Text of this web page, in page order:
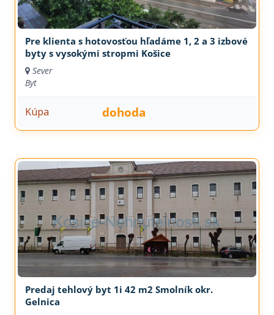
Pre klienta s hotovosťou hľadáme 1, 2 a 3 izbové
byty s vysokými stropmi Košice
Sever
Byt
Kúpa dohoda
Predaj tehlový byt 1i 42 m2 Smolník okr.
Gelnica